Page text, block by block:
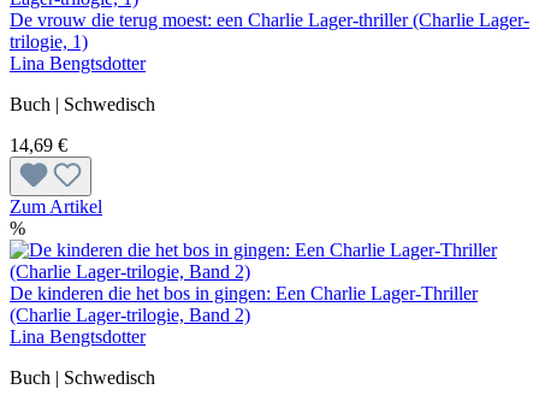
De vrouw die terug moest: een Charlie Lager-thriller (Charlie Lager-
trilogie, 1)
Lina Bengtsdotter
Buch | Schwedisch
14,69 €
Zum Artikel
%
De kinderen die het bos in gingen: Een Charlie Lager-Thriller
(Charlie Lager-trilogie, Band 2)
Lina Bengtsdotter
Buch | Schwedisch